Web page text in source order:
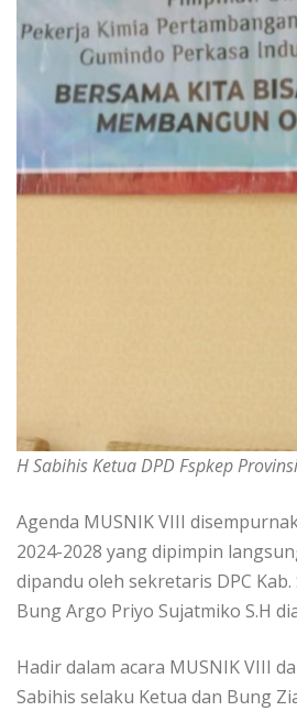
H Sabihis Ketua DPD Fspkep
Agenda MUSNIK VIII
2024-2028 yang dipimpin
dipandu oleh sekretaris DPC
Bung Argo Priyo Sujatmiko S.H
Hadir dalam acara MUSNIK VIII
Sabihis selaku Ketua dan Bung